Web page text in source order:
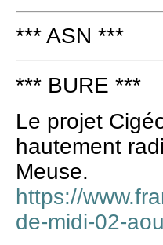
*** ASN ***
*** BURE ***
Le projet
hautement
Meuse.
https://
de-midi-02-